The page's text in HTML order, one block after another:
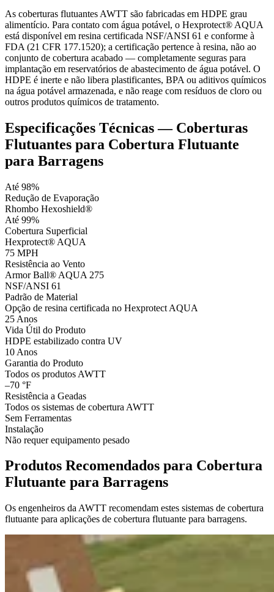
As coberturas flutuantes AWTT são fabricadas em HDPE grau
alimentício. Para contato com água potável, o Hexprotect® AQUA
está disponível em resina certificada NSF/ANSI 61 e conforme à
FDA (21 CFR 177.1520); a certificação pertence à resina, não ao
conjunto de cobertura acabado — completamente seguras para
implantação em reservatórios de abastecimento de água potável. O
HDPE é inerte e não libera plastificantes, BPA ou aditivos químicos
na água potável armazenada, e não reage com resíduos de cloro ou
outros produtos químicos de tratamento.
Especificações Técnicas — Coberturas
Flutuantes para Cobertura Flutuante
para Barragens
Até 98%
Redução de Evaporação
Rhombo Hexoshield®
Até 99%
Cobertura Superficial
Hexprotect® AQUA
75 MPH
Resistência ao Vento
Armor Ball® AQUA 275
NSF/ANSI 61
Padrão de Material
Opção de resina certificada no Hexprotect AQUA
25 Anos
Vida Útil do Produto
HDPE estabilizado contra UV
10 Anos
Garantia do Produto
Todos os produtos AWTT
–70 °F
Resistência a Geadas
Todos os sistemas de cobertura AWTT
Sem Ferramentas
Instalação
Não requer equipamento pesado
Produtos Recomendados para Cobertura
Flutuante para Barragens
Os engenheiros da AWTT recomendam estes sistemas de cobertura
flutuante para aplicações de cobertura flutuante para barragens.